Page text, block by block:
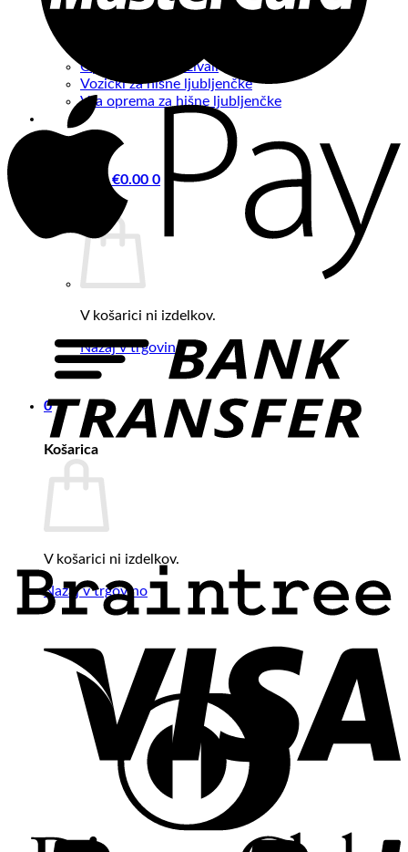
Oprema za pse
Oprema za male živali
Vozički za hišne ljubljenčke
Vsa oprema za hišne ljubljenčke
Košarica /€0.00 0
V košarici ni izdelkov.
Nazaj v trgovino
0
Košarica
V košarici ni izdelkov.
Nazaj v trgovino